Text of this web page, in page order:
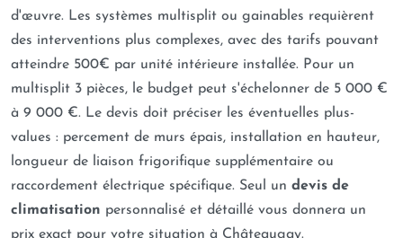
d'œuvre. Les systèmes multisplit ou gainables requièrent
des interventions plus complexes, avec des tarifs pouvant
atteindre 500€ par unité intérieure installée. Pour un
multisplit 3 pièces, le budget peut s'échelonner de 5 000 €
à 9 000 €. Le devis doit préciser les éventuelles plus-
values : percement de murs épais, installation en hauteur,
longueur de liaison frigorifique supplémentaire ou
raccordement électrique spécifique. Seul un devis de
climatisation personnalisé et détaillé vous donnera un
prix exact pour votre situation à Châteaugay.